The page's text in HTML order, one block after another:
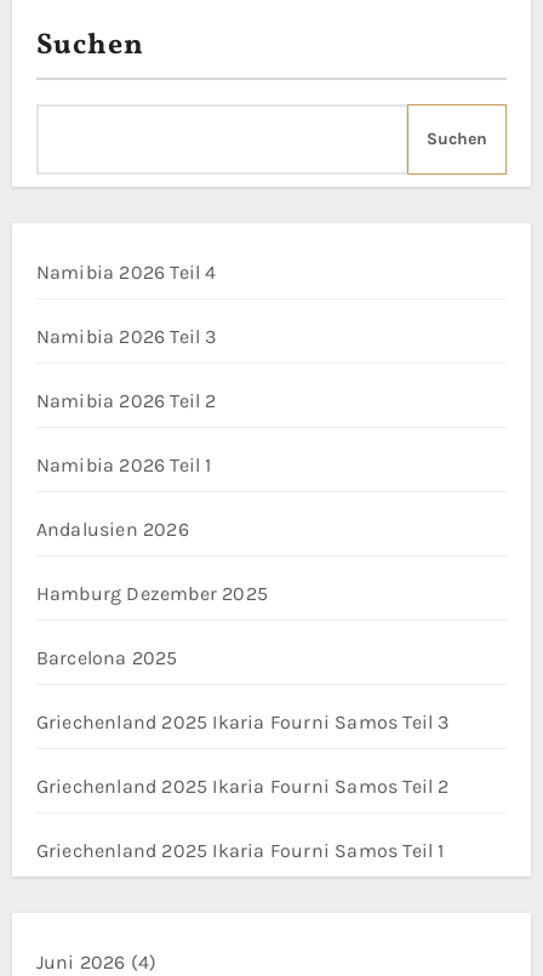
a
t
i
n
Suchen
Suchen
Namibia 2026 Teil 4
Namibia 2026 Teil 3
Namibia 2026 Teil 2
Namibia 2026 Teil 1
Andalusien 2026
Hamburg Dezember 2025
Barcelona 2025
Griechenland 2025 Ikaria Fourni Samos Teil 3
Griechenland 2025 Ikaria Fourni Samos Teil 2
Griechenland 2025 Ikaria Fourni Samos Teil 1
Juni 2026 (4)